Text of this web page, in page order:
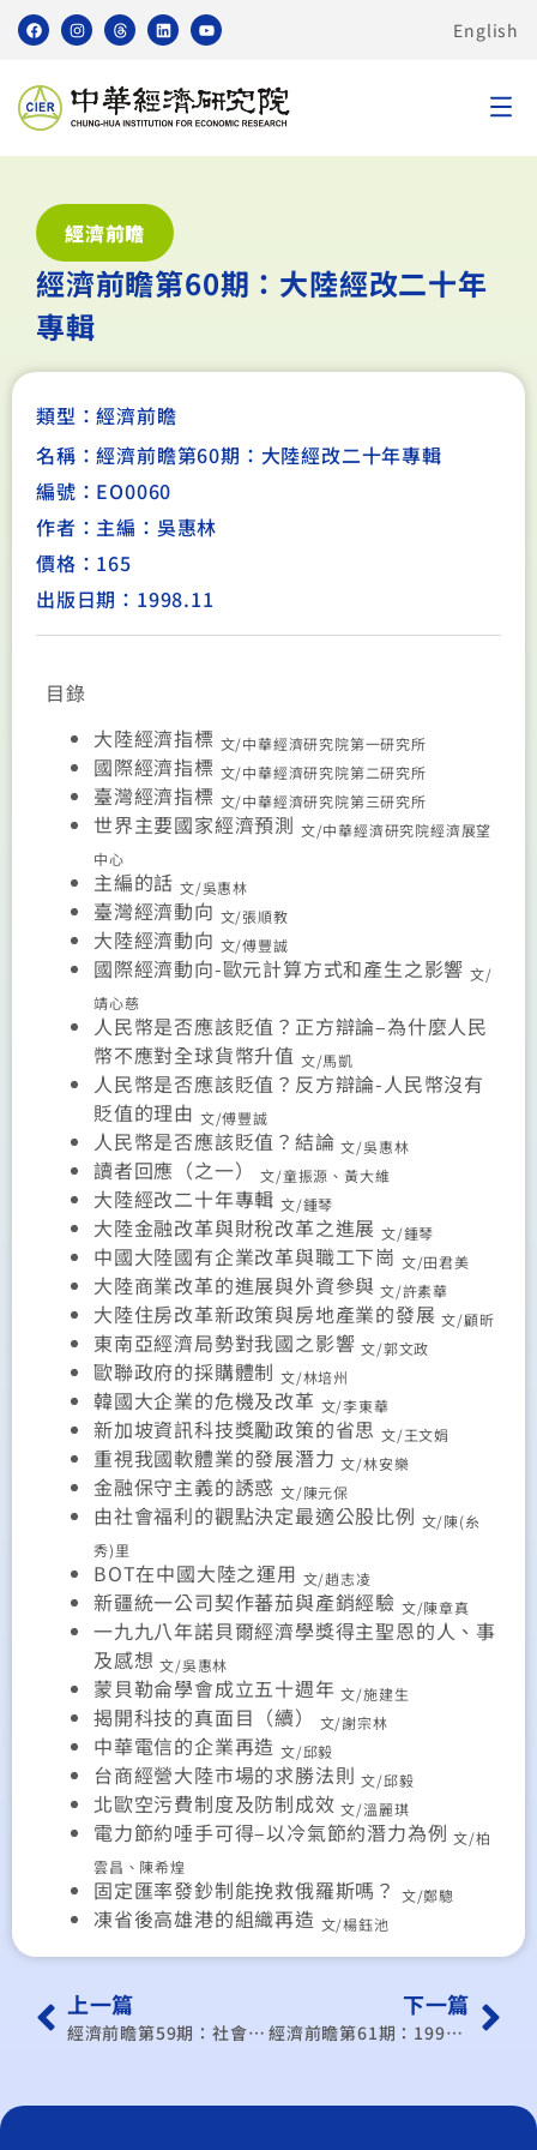
English
經濟前瞻
經濟前瞻第60期：大陸經改二十年
專輯
類型：經濟前瞻
名稱：經濟前瞻第60期：大陸經改二十年專輯
編號：EO0060
作者：主編：吳惠林
價格：165
出版日期：1998.11
目錄
大陸經濟指標 文/中華經濟研究院第一研究所
國際經濟指標 文/中華經濟研究院第二研究所
臺灣經濟指標 文/中華經濟研究院第三研究所
世界主要國家經濟預測 文/中華經濟研究院經濟展望
中心
主編的話 文/吳惠林
臺灣經濟動向 文/張順教
大陸經濟動向 文/傅豐誠
國際經濟動向-歐元計算方式和產生之影響 文/
靖心慈
人民幣是否應該貶值？正方辯論–為什麼人民
幣不應對全球貨幣升值 文/馬凱
人民幣是否應該貶值？反方辯論-人民幣沒有
貶值的理由 文/傅豐誠
人民幣是否應該貶值？結論文/吳惠林
讀者回應（之一）文/童振源、黃大維
大陸經改二十年專輯 文/鍾琴
大陸金融改革與財稅改革之進展文/鍾琴
中國大陸國有企業改革與職工下崗 文/田君美
大陸商業改革的進展與外資參與 文/許素華
大陸住房改革新政策與房地產業的發展文/顧昕
東南亞經濟局勢對我國之影響文/郭文政
歐聯政府的採購體制文/林培州
韓國大企業的危機及改革 文/李東華
新加坡資訊科技獎勵政策的省思文/王文娟
重視我國軟體業的發展潛力文/林安樂
金融保守主義的誘惑文/陳元保
由社會福利的觀點決定最適公股比例 文/陳(糸
秀)里
BOT在中國大陸之運用 文/趙志凌
新疆統一公司契作蕃茄與產銷經驗 文/陳章真
一九九八年諾貝爾經濟學獎得主聖恩的人、事
及感想文/吳惠林
蒙貝勒侖學會成立五十週年文/施建生
揭開科技的真面目（續） 文/謝宗林
中華電信的企業再造 文/邱毅
台商經營大陸市場的求勝法則文/邱毅
北歐空污費制度及防制成效文/溫麗琪
電力節約唾手可得–以冷氣節約潛力為例文/柏
雲昌、陳希煌
固定匯率發鈔制能挽救俄羅斯嗎？ 文/鄭驄
凍省後高雄港的組織再造 文/楊鈺池
上一篇
經濟前瞻第59期：社會福利政策何去何從?
下一篇
經濟前瞻第61期：1999年全球經濟展望